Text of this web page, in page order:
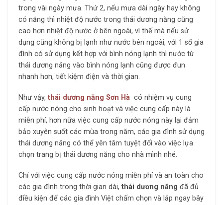
trong vài ngày mưa. Thứ 2, nếu mưa dài ngày hay không
có nắng thì nhiệt độ nước trong thái dương năng cũng
cao hơn nhiệt độ nước ở bên ngoài, vì thế mà nếu sử
dụng cũng không bị lạnh như nước bên ngoài, với 1 số gia
đình có sử dụng kết hợp với bình nóng lạnh thì nước từ
thái dương năng vào bình nóng lạnh cũng được đun
nhanh hơn, tiết kiệm điện và thời gian.
Như vậy, thái dương năng Sơn Hà có nhiệm vụ cung
cấp nước nóng cho sinh hoạt và việc cung cấp này là
miễn phí, hơn nữa việc cung cấp nước nóng này lại đảm
bảo xuyên suốt các mùa trong năm, các gia đình sử dụng
thái dương năng có thể yên tâm tuyệt đối vào việc lựa
chọn trang bị thái dương năng cho nhà mình nhé.
Chỉ với việc cung cấp nước nóng miễn phí và an toàn cho
các gia đình trong thời gian dài, thái dương năng đã đủ
điều kiện để các gia đình Việt chấm chọn và lắp ngay bây